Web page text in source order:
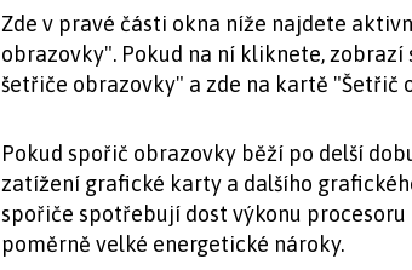
Zde v pravé části okna níže najdete
obrazovky". Pokud na ní kliknete,
šetřiče obrazovky" a zde na kartě "Šetřič
Pokud spořič obrazovky běží po delší
zatížení grafické karty a dalšího
spořiče spotřebují dost výkonu
poměrně velké energetické nároky.